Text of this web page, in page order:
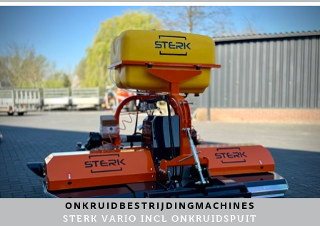
ONKRUIDBESTRIJDINGMACHINES
STERK VARIO INCL ONKRUIDSPUIT